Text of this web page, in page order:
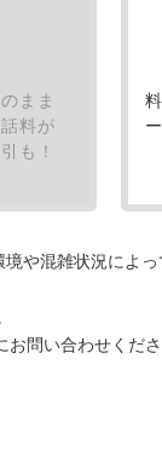
まま
料が
も！
や混雑状況によ
問い合わせくださ